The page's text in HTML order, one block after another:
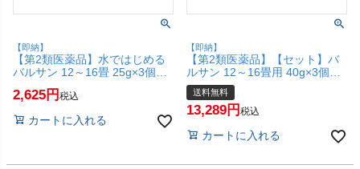
【即納】
【第2類医薬品】水ではじめる
バルサン 12～16畳 25g×3個パ
ック【レック】【その他医薬
品】【SBT】(6056408)
2,625 税込
カートに入れる
【即納】
【第2類医薬品】【セット】バ
ルサン 12～16畳用 40g×3個パ
ック×5【レック株式会社/レッ
クケミカル】【その他医薬
品/15個】【宅配便送料無料】
送料無料
13,289 税込
カートに入れる